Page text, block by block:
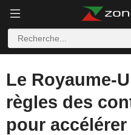
Le Royaume-
règles des
pour